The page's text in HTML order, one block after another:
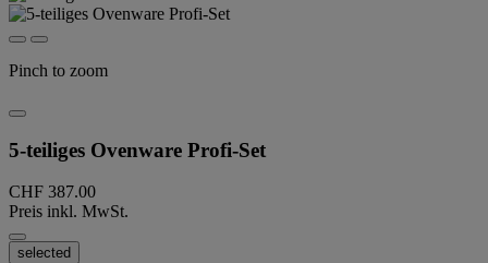
Pinch to zoom
5-teiliges Ovenware Profi-Set
CHF 387.00
Preis inkl. MwSt.
selected